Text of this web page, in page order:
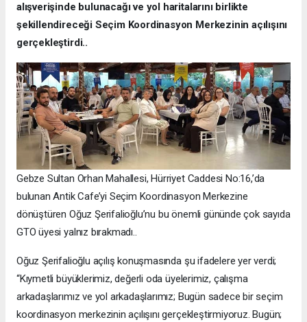
alışverişinde bulunacağı ve yol haritalarını birlikte
şekillendireceği Seçim Koordinasyon Merkezinin açılışını
gerçekleştirdi..
Gebze Sultan Orhan Mahallesi, Hürriyet Caddesi No:16,’da
bulunan Antik Cafe’yi Seçim Koordinasyon Merkezine
dönüştüren Oğuz Şerifalioğlu’nu bu önemli gününde çok sayıda
GTO üyesi yalnız bırakmadı..
Oğuz Şerifalioğlu açılış konuşmasında şu ifadelere yer verdi;
“Kıymetli büyüklerimiz, değerli oda üyelerimiz, çalışma
arkadaşlarımız ve yol arkadaşlarımız; Bugün sadece bir seçim
koordinasyon merkezinin açılışını gerçekleştirmiyoruz. Bugün;